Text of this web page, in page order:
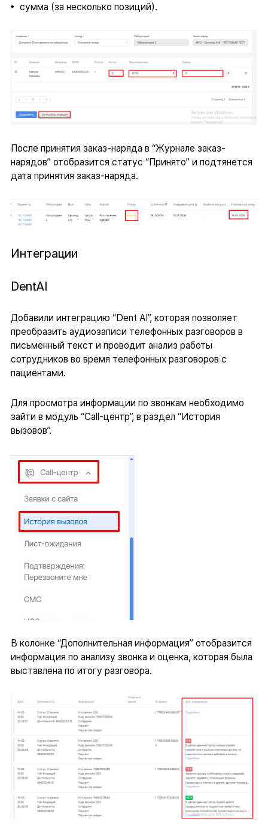
сумма (за несколько позиций).
После принятия заказ-наряда в “Журнале заказ-
нарядов” отобразится статус “Принято” и подтянется
дата принятия заказ-наряда.
Интеграции
DentAI
Добавили интеграцию “Dent AI”, которая позволяет
преобразить аудиозаписи телефонных разговоров в
письменный текст и проводит анализ работы
сотрудников во время телефонных разговоров с
пациентами.
Для просмотра информации по звонкам необходимо
зайти в модуль “Call-центр”, в раздел “История
вызовов”.
В колонке “Дополнительная информация” отобразится
информация по анализу звонка и оценка, которая была
выставлена по итогу разговора.